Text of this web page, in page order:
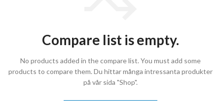
Compare list is empty.
No products added in the compare list. You must add some
products to compare them. Du hittar många intressanta produkter
på vår sida "Shop".